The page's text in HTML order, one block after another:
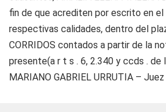
fin de que acrediten por escrito en el
respectivas calidades, dentro del
CORRIDOS contados a partir de la
presente(a r t s . 6, 2.340 y ccds . de l
MARIANO GABRIEL URRUTIA – Juez